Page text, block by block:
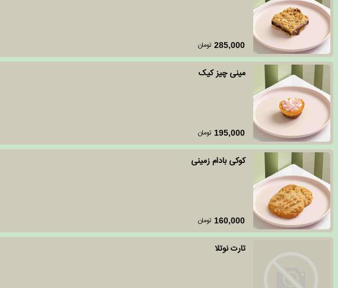
285,000 تومان
مینی چیز کیک
195,000 تومان
کوکی بادام زمینی
160,000 تومان
تارت نوتلا